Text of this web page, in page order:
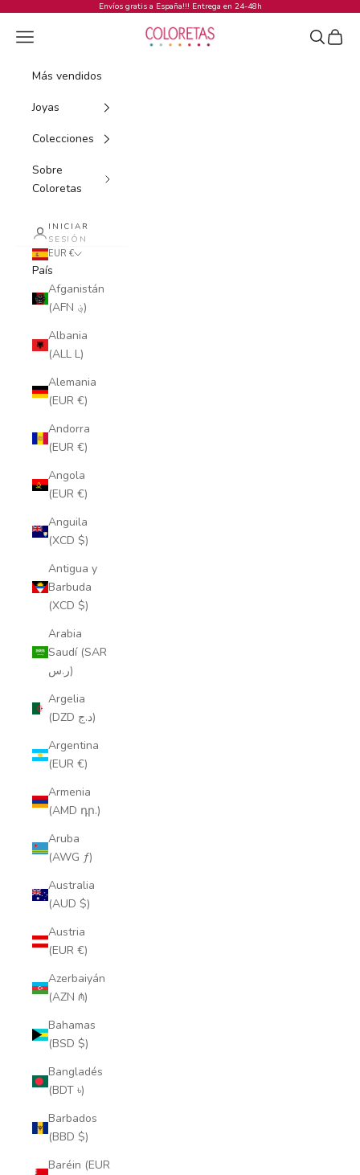
Envíos gratis a España!!! Entrega en 24-48h
COLORETAS
Menú Buscar
Cesta
Más vendidos
Joyas
Colecciones
Sobre
Coloretas
INICIAR
SESIÓN
EUR €
País
Afganistán
(AFN ؋)
Albania
(ALL L)
Alemania
(EUR €)
Andorra
(EUR €)
Angola
(EUR €)
Anguila
(XCD $)
Antigua y
Barbuda
(XCD $)
Arabia
Saudí (SAR
ر.س)
Argelia
(DZD د.ج)
Argentina
(EUR €)
Armenia
(AMD դր.)
Aruba
(AWG ƒ)
Australia
(AUD $)
Austria
(EUR €)
Azerbaiyán
(AZN ₼)
Bahamas
(BSD $)
Bangladés
(BDT ৳)
Barbados
(BBD $)
Baréin (EUR